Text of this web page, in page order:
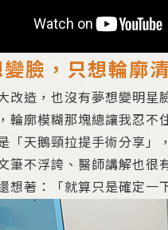
臉，只想輪廓
改造，也沒有夢想變明
輪廓模糊那塊總讓我忍不
「天鵝頸拉提手術分享」
筆不浮誇、醫師講解也很
想著：「就算只是確定一